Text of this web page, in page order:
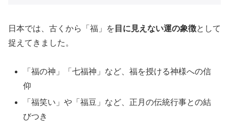
日本では、古くから「福」を 目に見えない運の象徴として
捉えてきました。
「福の神」「七福神」など、福を授ける神様への信
仰
「福笑い」や「福豆」など、正月の伝統行事との結
びつき